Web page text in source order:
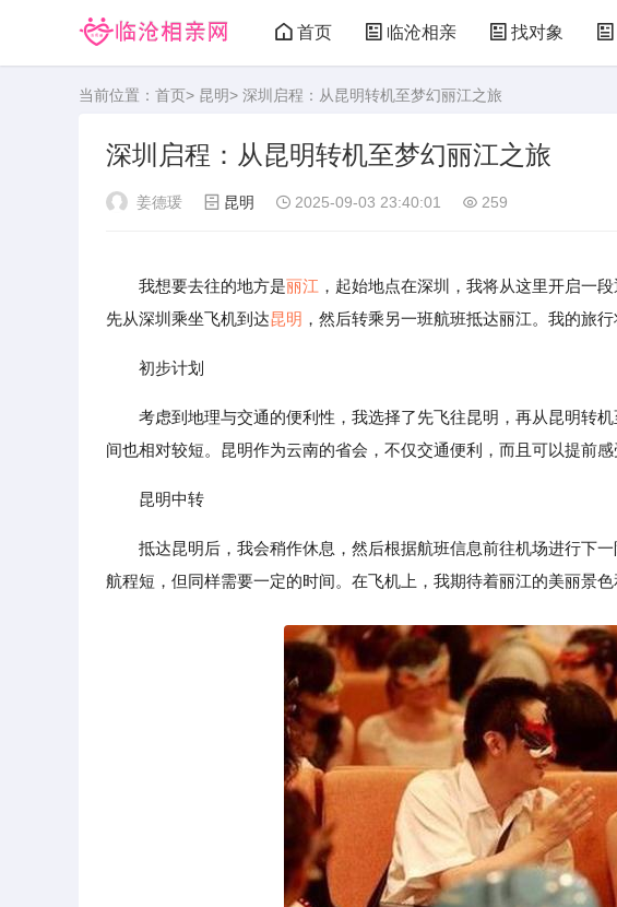
首页 临沧相亲 找对象
当前位置： 首页> 昆明> 深圳启程：从昆明转机至梦幻丽江之旅
深圳启程：从昆明转机至梦幻丽江之旅
姜德瑗 昆明 2025-09-03 23:40:01 259
我想要去往的地方是丽江 ，起始地点在深圳，我将从这里开启一段
先从深圳乘坐飞机到达昆明 ，然后转乘另一班航班抵达丽江。我的旅
初步计划
考虑到地理与交通的便利性，我选择了先飞往昆明，再从昆明转
间也相对较短。昆明作为云南的省会，不仅交通便利，而且可以提前感
昆明中转
抵达昆明后，我会稍作休息，然后根据航班信息前往机场进行下
航程短，但同样需要一定的时间。在飞机上，我期待着丽江的美丽景色